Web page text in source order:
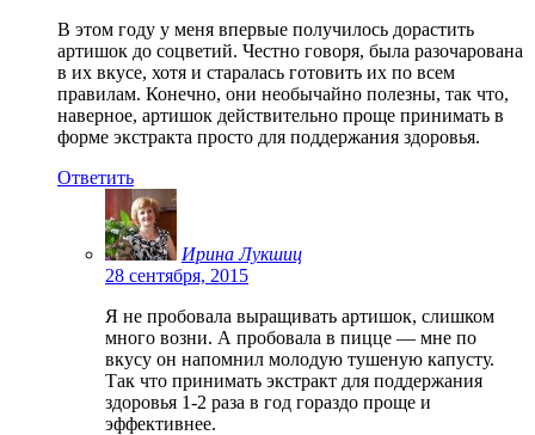
В этом году у меня впервые получилось дорастить
артишок до соцветий. Честно говоря, была разочарована
в их вкусе, хотя и старалась готовить их по всем
правилам. Конечно, они необычайно полезны, так что,
наверное, артишок действительно проще принимать в
форме экстракта просто для поддержания здоровья.
Ответить
Ирина Лукшиц
28 сентября, 2015
Я не пробовала выращивать артишок, слишком
много возни. А пробовала в пицце — мне по
вкусу он напомнил молодую тушеную капусту.
Так что принимать экстракт для поддержания
здоровья 1-2 раза в год гораздо проще и
эффективнее.